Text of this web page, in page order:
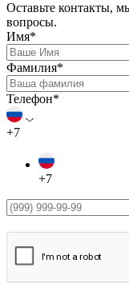
Оставьте контакты,
вопросы.
Имя*
Фамилия*
Телефон*
+7
+7